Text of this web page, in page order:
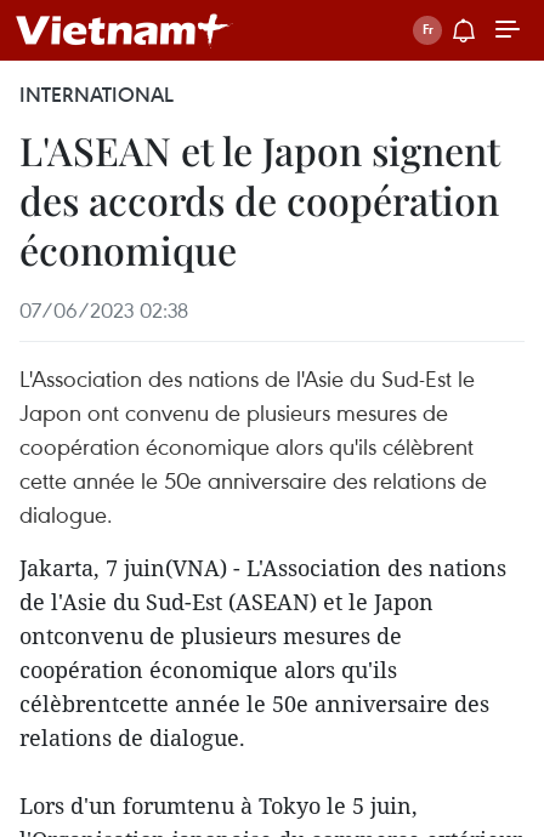
INTERNATIONAL
L'ASEAN et le Japon signent
des accords de coopération
économique
07/06/2023 02:38
L'Association des nations de l'Asie du Sud-Est le
Japon ont convenu de plusieurs mesures de
coopération économique alors qu'ils célèbrent
cette année le 50e anniversaire des relations de
dialogue.
Jakarta, 7 juin(VNA) - L'Association des nations
de l'Asie du Sud-Est (ASEAN) et le Japon
ontconvenu de plusieurs mesures de
coopération économique alors qu'ils
célèbrentcette année le 50e anniversaire des
relations de dialogue.
Lors d'un forumtenu à Tokyo le 5 juin,